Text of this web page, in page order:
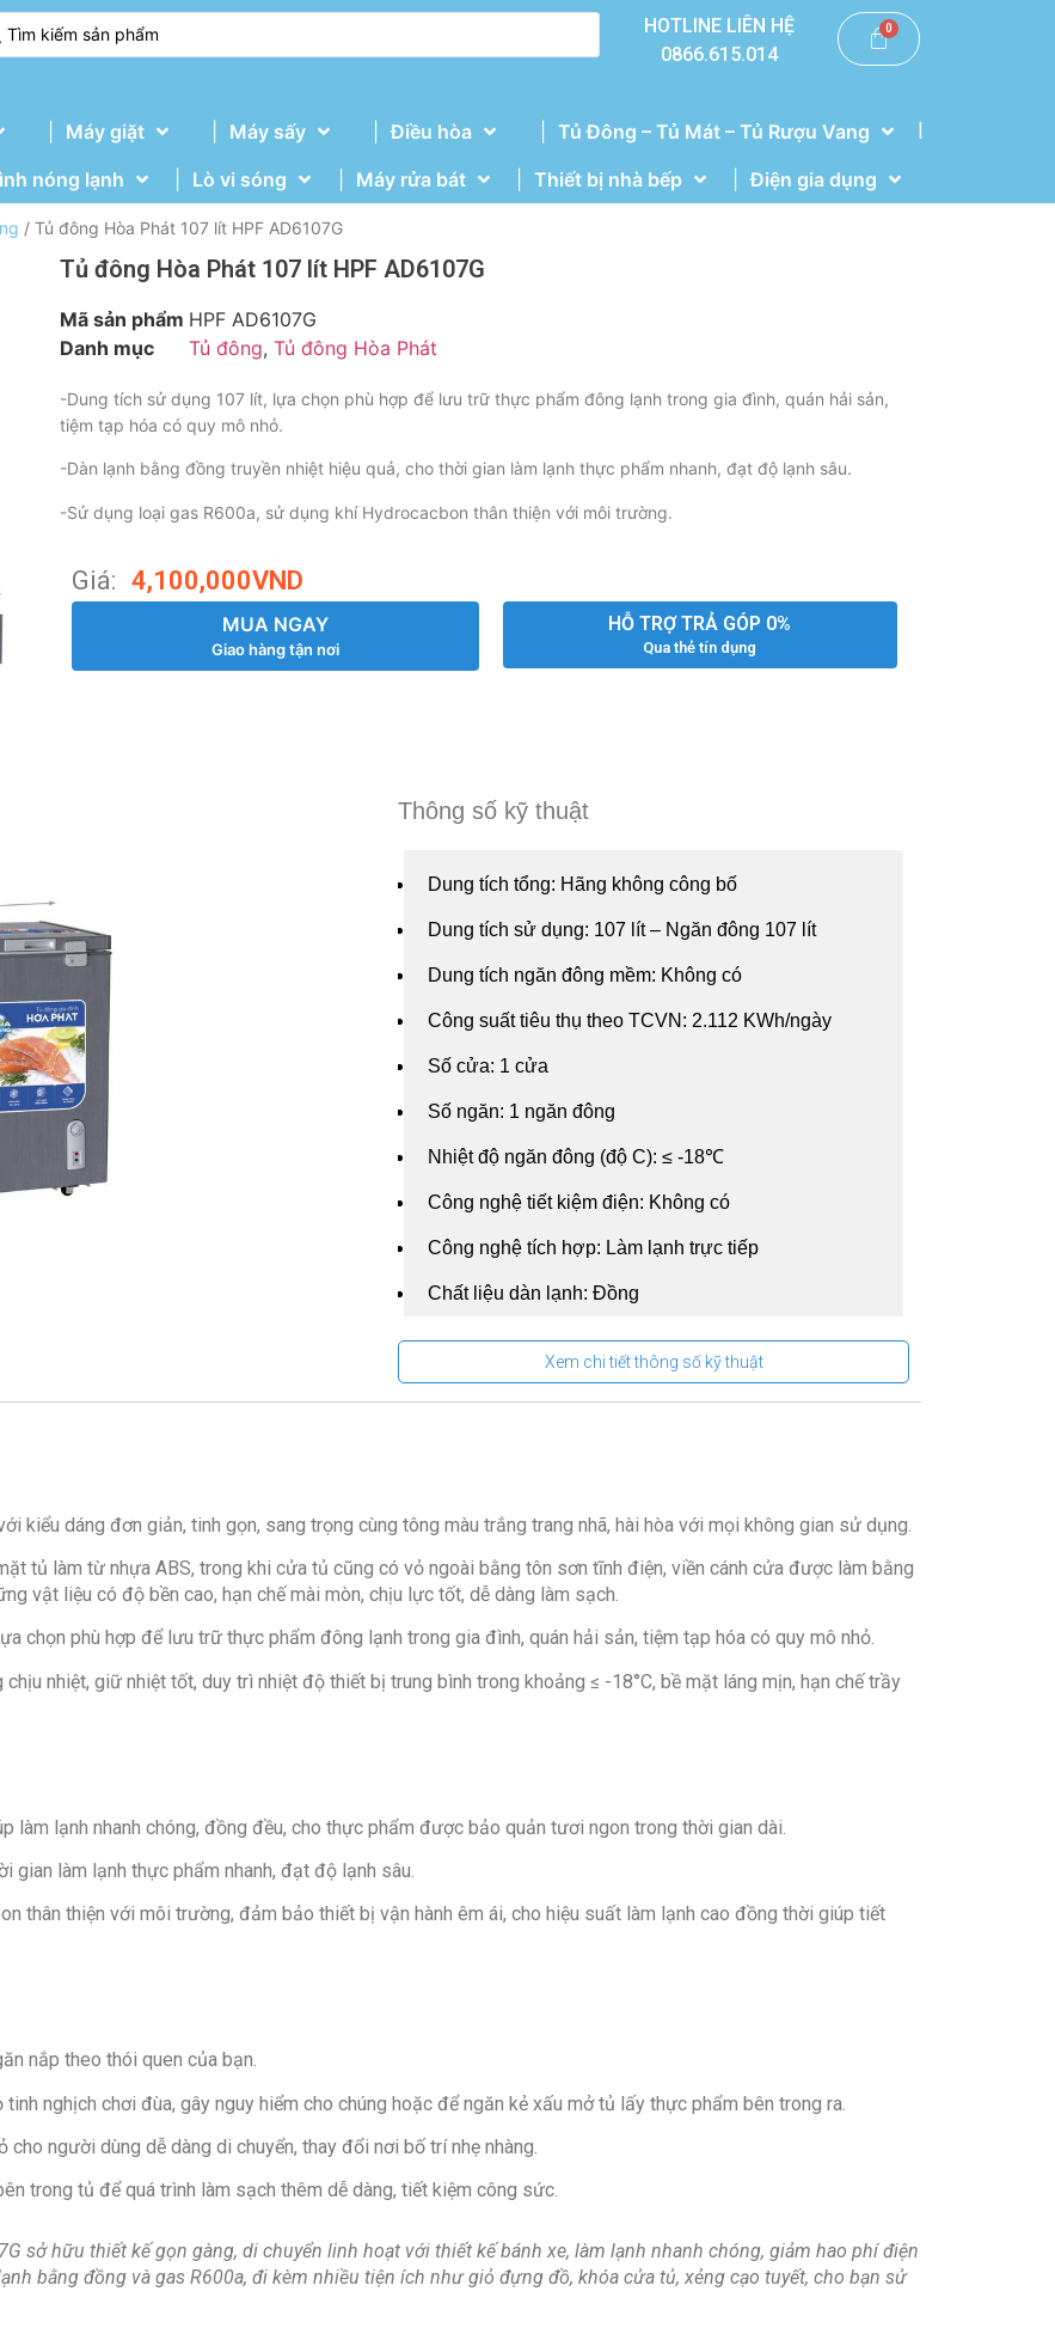
HOTLINE LIÊN HỆ
0866.615.014
Máy giặt Máy sấy Điều hòa
Tủ Đông – Tủ Mát – Tủ Rượu Vang
nóng lạnh Lò vi sóng Máy rửa bát Thiết bị nhà bếp Điện gia dụng
|
/ Tủ đông Hòa Phát 107 lít HPF AD6107G
Tủ đông Hòa Phát 107 lít HPF AD6107G
Mã sản phẩm HPF AD6107G
Danh mục
Tủ đông, Tủ đông Hòa Phát
-Dung tích sử dụng 107 lít, lựa chọn phù hợp để lưu trữ thực phẩm đông lạnh trong gia đình, quán hải sản,
tiệm tạp hóa có quy mô nhỏ.
-Dàn lạnh bằng đồng truyền nhiệt hiệu quả, cho thời gian làm lạnh thực phẩm nhanh, đạt độ lạnh sâu.
-Sử dụng loại gas R600a, sử dụng khí Hydrocacbon thân thiện với môi trường.
Giá: 4,100,000VND
MUA NGAY
Giao hàng tận nơi
HỖ TRỢ TRẢ GÓP 0%
Qua thẻ tín dụng
Thông số kỹ thuật
Dung tích tổng: Hãng không công bố
Dung tích sử dụng: 107 lít – Ngăn đông 107 lít
Dung tích ngăn đông mềm: Không có
Công suất tiêu thụ theo TCVN: 2.112 KWh/ngày
Số cửa: 1 cửa
Số ngăn: 1 ngăn đông
Nhiệt độ ngăn đông (độ C): ≤ -18℃
Công nghệ tiết kiệm điện: Không có
Công nghệ tích hợp: Làm lạnh trực tiếp
Chất liệu dàn lạnh: Đồng
Chất liệu lòng tủ: Nhôm sơn tĩnh điện
Chất liệu bên ngoài:
Bảng điều khiển
Khoá cửa tủ
Giỏ đựng đồ
Xẻng cạo tuyết
Bánh xe
Kích thước, khối lượng: Dài 56.4 cm – Rộng 53.8 cm
– Cao 86 cm – Nặng 25 kg
Thương hiệu của: Việt Nam
Năm ra mắt: 2022
Xem chi tiết thông số kỹ thuật
kiểu dáng đơn giản, tinh gọn, sang trọng cùng tông màu trắng trang nhã, hài hòa với mọi không gian sử dụng.
tủ làm từ nhựa ABS, trong khi cửa tủ cũng có vỏ ngoài bằng tôn sơn tĩnh điện, viền cánh cửa được làm bằng
vật liệu có độ bền cao, hạn chế mài mòn, chịu lực tốt, dễ dàng làm sạch.
chọn phù hợp để lưu trữ thực phẩm đông lạnh trong gia đình, quán hải sản, tiệm tạp hóa có quy mô nhỏ.
nhiệt, giữ nhiệt tốt, duy trì nhiệt độ thiết bị trung bình trong khoảng ≤ -18°C, bề mặt láng mịn, hạn chế trầy
làm lạnh nhanh chóng, đồng đều, cho thực phẩm được bảo quản tươi ngon trong thời gian dài.
gian làm lạnh thực phẩm nhanh, đạt độ lạnh sâu.
thân thiện với môi trường, đảm bảo thiết bị vận hành êm ái, cho hiệu suất làm lạnh cao đồng thời giúp tiết
nắp theo thói quen của bạn.
nghịch chơi đùa, gây nguy hiểm cho chúng hoặc để ngăn kẻ xấu mở tủ lấy thực phẩm bên trong ra.
người dùng dễ dàng di chuyển, thay đổi nơi bố trí nhẹ nhàng.
trong tủ để quá trình làm sạch thêm dễ dàng, tiết kiệm công sức.
sở hữu thiết kế gọn gàng, di chuyển linh hoạt với thiết kế bánh xe, làm lạnh nhanh chóng, giảm hao phí điện
bằng đồng và gas R600a, đi kèm nhiều tiện ích như giỏ đựng đồ, khóa cửa tủ, xẻng cạo tuyết, cho bạn sử